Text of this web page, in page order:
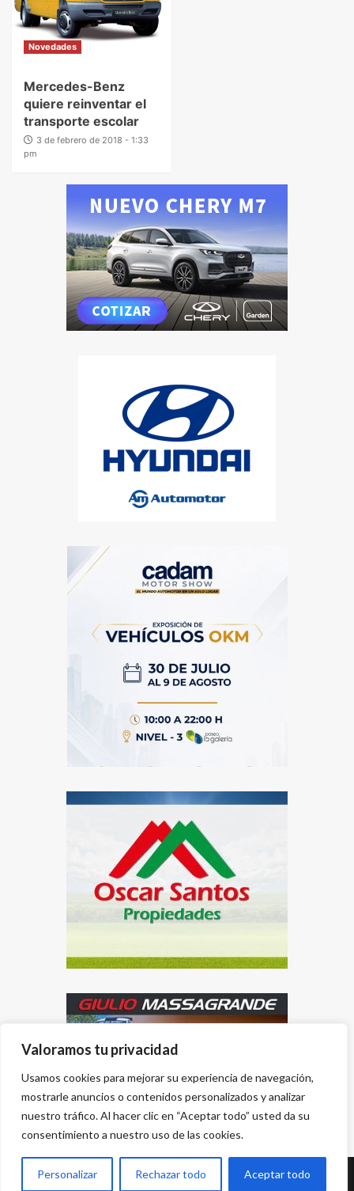
Valoramos tu privacidad
Usamos cookies para mejorar su experiencia de navegación,
mostrarle anuncios o contenidos personalizados y analizar
nuestro tráfico. Al hacer clic en “Aceptar todo” usted da su
consentimiento a nuestro uso de las cookies.
Personalizar Rechazar todo Aceptar todo
Novedades
Mercedes-Benz
quiere reinventar el
transporte escolar
3 de febrero de 2018 - 1:33
pm
Desarrollado por